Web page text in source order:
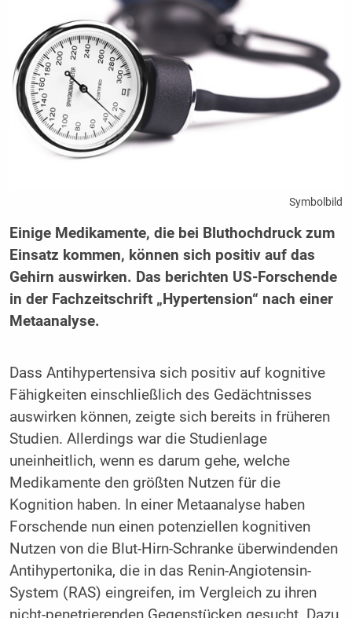
Symbolbild
Einige Medikamente, die bei Bluthochdruck zum
Einsatz kommen, können sich positiv auf das
Gehirn auswirken. Das berichten US-Forschende
in der Fachzeitschrift „Hypertension“ nach einer
Metaanalyse.
Dass Antihypertensiva sich positiv auf kognitive
Fähigkeiten einschließlich des Gedächtnisses
auswirken können, zeigte sich bereits in früheren
Studien. Allerdings war die Studienlage
uneinheitlich, wenn es darum gehe, welche
Medikamente den größten Nutzen für die
Kognition haben. In einer Metaanalyse haben
Forschende nun einen potenziellen kognitiven
Nutzen von die Blut-Hirn-Schranke überwindenden
Antihypertonika, die in das Renin-Angiotensin-
System (RAS) eingreifen, im Vergleich zu ihren